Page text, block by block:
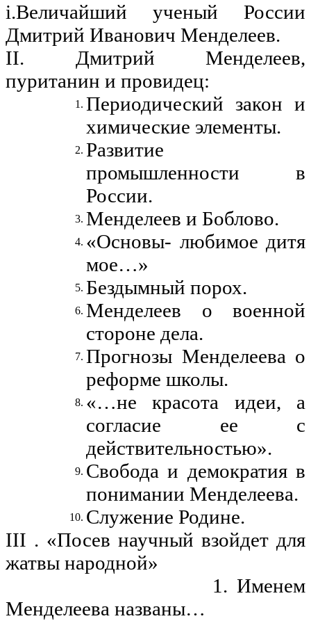
i.Величайший ученый России
Дмитрий Иванович Менделеев.
II. Дмитрий Менделеев,
пуританин и провидец:
Периодический закон и
химические элементы.
Развитие
промышленности в
России.
Менделеев и Боблово.
«Основы- любимое дитя
мое…»
Бездымный порох.
Менделеев о военной
стороне дела.
Прогнозы Менделеева о
реформе школы.
«…не красота идеи, а
согласие ее с
действительностью».
Свобода и демократия в
понимании Менделеева.
Служение Родине.
III . «Посев научный взойдет для
жатвы народной»
1. Именем
Менделеева названы…